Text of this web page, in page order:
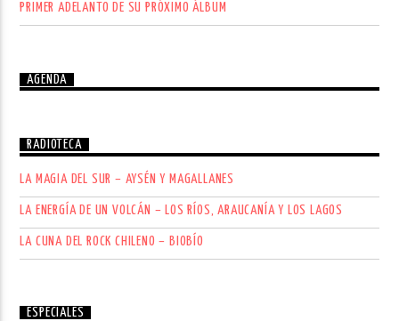
PRIMER ADELANTO DE SU PRÓXIMO ÁLBUM
AGENDA
RADIOTECA
LA MAGIA DEL SUR – AYSÉN Y MAGALLANES
LA ENERGÍA DE UN VOLCÁN – LOS RÍOS, ARAUCANÍA Y LOS LAGOS
LA CUNA DEL ROCK CHILENO – BIOBÍO
ESPECIALES